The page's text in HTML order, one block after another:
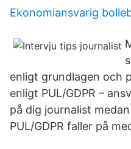
Ekonomiansvarig
enligt grundlagen och
enligt PUL/GDPR –
på dig journalist
PUL/GDPR faller på